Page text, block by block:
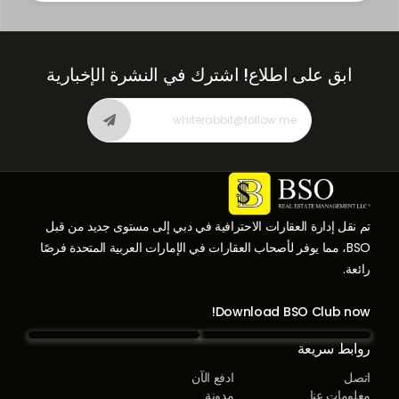
تم نقل إدارة العقارات الاحترافية في دبي إلى مستوى جديد من قبل
BSO، مما يوفر لأصحاب العقارات في الإمارات العربية المتحدة فرصًا
رائعة.
Download BSO Club now!
روابط سريعة
اتصل
ادفع الآن
معلومات عنا
مدونة
ابق على اطلاع! اشترك في النشرة الإخبارية